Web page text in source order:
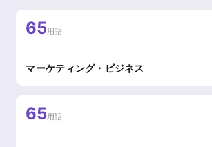
65用語
マーケティング・ビジネス
65用語